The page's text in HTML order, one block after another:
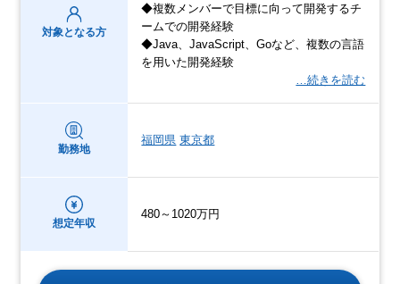
対象となる方
◆複数メンバーで目標に向って開発するチ
ームでの開発経験
◆Java、JavaScript、Goなど、複数の言語
を用いた開発経験
…続きを読む
勤務地
福岡県 東京都
想定年収
480～1020万円